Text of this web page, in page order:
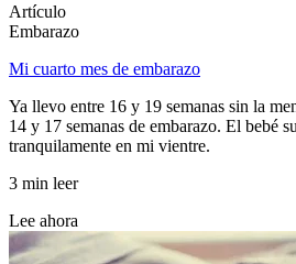
Artículo
Embarazo
Mi cuarto mes de embarazo
Ya llevo entre 16 y 19 semanas sin la
14 y 17 semanas de embarazo. El bebé
tranquilamente en mi vientre.
3 min leer
Lee ahora